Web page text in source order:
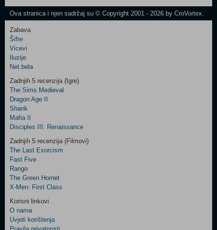
Newsletter
Control
Field
Two
Newsletter
Control
Field
Three
Newsletter
Ova stranica i njen sadržaj su © Copyright 2001 - 2026 by CroVortex.
Zabava
Šifre
Vicevi
Iluzije
Net.bela
Zadnjih 5 recenzija (Igre)
The Sims Medieval
Dragon Age II
Shank
Mafia II
Disciples III: Renaissance
Zadnjih 5 recenzija (Filmovi)
The Last Exorcism
Fast Five
Rango
The Green Hornet
X-Men: First Class
Korisni linkovi
O nama
Uvjeti korištenja